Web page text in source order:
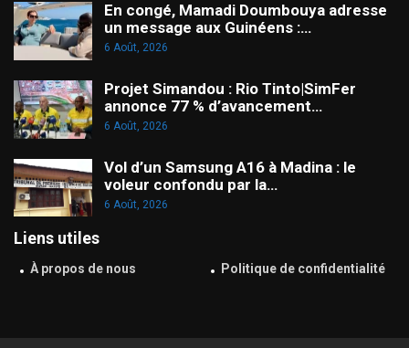
En congé, Mamadi Doumbouya adresse
un message aux Guinéens :…
6 Août, 2026
Projet Simandou : Rio Tinto|SimFer
annonce 77 % d’avancement…
6 Août, 2026
Vol d’un Samsung A16 à Madina : le
voleur confondu par la…
6 Août, 2026
Liens utiles
À propos de nous Politique de confidentialité